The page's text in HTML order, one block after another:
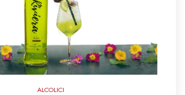
ALCOLICI